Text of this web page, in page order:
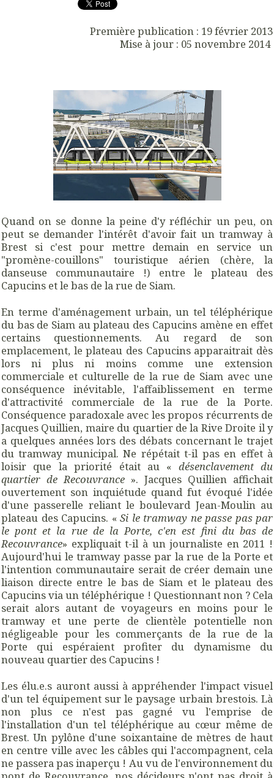
Première publication : 19 février 2013
Mise à jour : 05 novembre 2014
Quand on se donne la peine d'y réfléchir un peu, on
peut se demander l'intérêt d'avoir fait un tramway à
Brest si c'est pour mettre demain en service un
"promène-couillons" touristique aérien (chère, la
danseuse communautaire !) entre le plateau des
Capucins et le bas de la rue de Siam.
En terme d'aménagement urbain, un tel téléphérique
du bas de Siam au plateau des Capucins amène en effet
certains questionnements. Au regard de son
emplacement, le plateau des Capucins apparaitrait dès
lors ni plus ni moins comme une extension
commerciale et culturelle de la rue de Siam avec une
conséquence inévitable, l'affaiblissement en terme
d'attractivité commerciale de la rue de la Porte.
Conséquence paradoxale avec les propos récurrents de
Jacques Quillien, maire du quartier de la Rive Droite il y
a quelques années lors des débats concernant le trajet
du tramway municipal. Ne répétait t-il pas en effet à
loisir que la priorité était au « désenclavement du
quartier de Recouvrance ». Jacques Quillien affichait
ouvertement son inquiétude quand fut évoqué l'idée
d'une passerelle reliant le boulevard Jean-Moulin au
plateau des Capucins. « Si le tramway ne passe pas par
le pont et la rue de la Porte, c'en est fini du bas de
Recouvrance» expliquait t-il à un journaliste en 2011 !
Aujourd'hui le tramway passe par la rue de la Porte et
l'intention communautaire serait de créer demain une
liaison directe entre le bas de Siam et le plateau des
Capucins via un téléphérique ! Questionnant non ? Cela
serait alors autant de voyageurs en moins pour le
tramway et une perte de clientèle potentielle non
négligeable pour les commerçants de la rue de la
Porte qui espéraient profiter du dynamisme du
nouveau quartier des Capucins !
Les élu.e.s auront aussi à appréhender l'impact visuel
d'un tel équipement sur le paysage urbain brestois. Là
non plus ce n'est pas gagné vu l'emprise de
l'installation d'un tel téléphérique au cœur même de
Brest. Un pylône d'une soixantaine de mètres de haut
en centre ville avec les câbles qui l'accompagnent, cela
ne passera pas inaperçu ! Au vu de l'environnement du